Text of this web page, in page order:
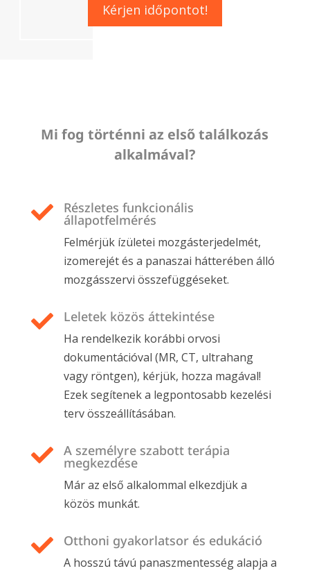
Kérjen időpontot!
Mi fog történni az első találkozás
alkalmával?
 Részletes funkcionális
állapotfelmérés
Felmérjük ízületei mozgásterjedelmét,
izomerejét és a panaszai hátterében álló
mozgásszervi összefüggéseket.
 Leletek közös áttekintése
Ha rendelkezik korábbi orvosi
dokumentációval (MR, CT, ultrahang
vagy röntgen), kérjük, hozza magával!
Ezek segítenek a legpontosabb kezelési
terv összeállításában.
 A személyre szabott terápia
megkezdése
Már az első alkalommal elkezdjük a
közös munkát.
 Otthoni gyakorlatsor és edukáció
A hosszú távú panaszmentesség alapja a